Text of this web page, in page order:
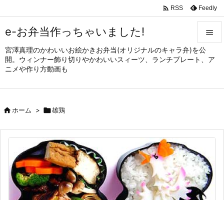
e-お弁当作っちゃいました!
宮澤真理のかわいいお絵かきお弁当(オリジナルのキャラ弁)を公
開。ウィンナー飾り切りやかわいいスィーツ、ランチプレート、ア
ニメや作り方動画も


メニュ
サイド

次へ

検索
 RSS Feedly
ホーム > 雄鶏